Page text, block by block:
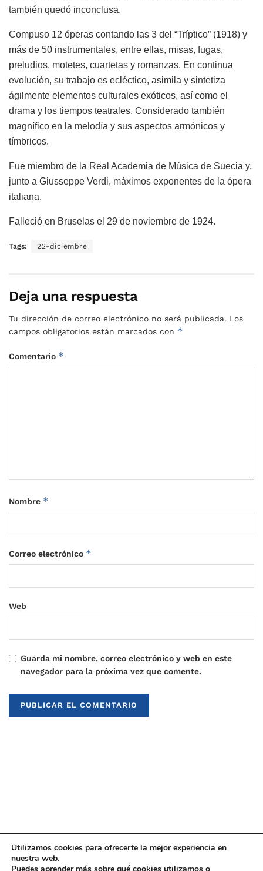
también quedó inconclusa.
Compuso 12 óperas contando las 3 del “Tríptico” (1918) y
más de 50 instrumentales, entre ellas, misas, fugas,
preludios, motetes, cuartetas y romanzas. En continua
evolución, su trabajo es ecléctico, asimila y sintetiza
ágilmente elementos culturales exóticos, así como el
drama y los tiempos teatrales. Considerado también
magnífico en la melodía y sus aspectos armónicos y
tímbricos.
Fue miembro de la Real Academia de Música de Suecia y,
junto a Giusseppe Verdi, máximos exponentes de la ópera
italiana.
Falleció en Bruselas el 29 de noviembre de 1924.
Tags: 22-diciembre
Deja una respuesta
Tu dirección de correo electrónico no será publicada. Los
campos obligatorios están marcados con *
Comentario *
Nombre *
Correo electrónico *
Web
Guarda mi nombre, correo electrónico y web en este
navegador para la próxima vez que comente.
Utilizamos cookies para ofrecerte la mejor experiencia en
nuestra web.